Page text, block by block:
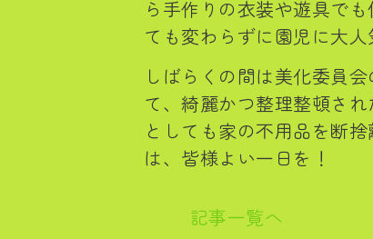
ら手作りの衣装や遊具で
ても変わらずに園児に大人
しばらくの間は美化委員
て、綺麗かつ整理整頓さ
としても家の不用品を断
は、皆様よい一日を！
記事一覧へ